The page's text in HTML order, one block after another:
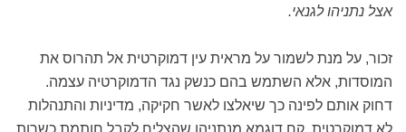
אצל נתניהו לגנאי.
זכור, על מנת לשמור על מראית עין דמוקרטית אל תהרוס את
המוסדות, אלא השתמש בהם כנשק נגד הדמוקרטיה עצמה.
דחוק אותם לפינה כך שיאלצו לאשר חקיקה, מדיניות והתנהלות